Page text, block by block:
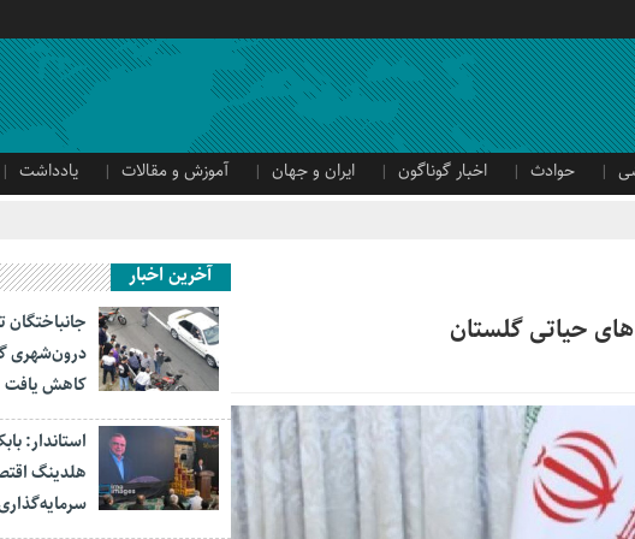
حوادث اخبار گوناگون ایران و جهان آموزش و مقالات یادداشت
حیاتی گلستان
آخرین اخبار
کاهش یافت
هلدینگ